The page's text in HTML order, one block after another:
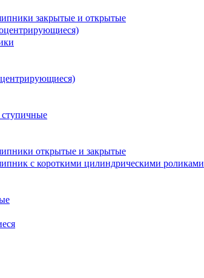
закрытые и открытые
открытые и закрытые
с короткими цилиндрическими роликами